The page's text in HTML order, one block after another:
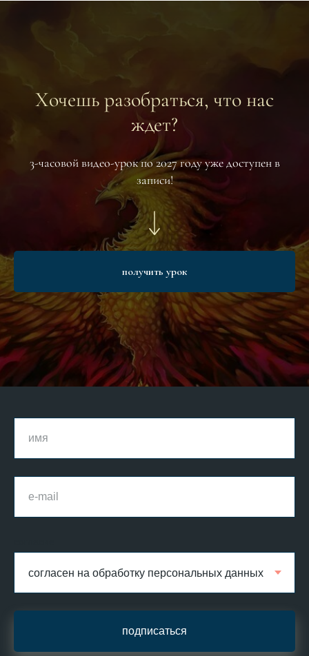
Хочешь разобраться, что нас
ждет?
3-часовой видео-урок по 2027 году уже доступен в
записи!
получить урок
подписаться